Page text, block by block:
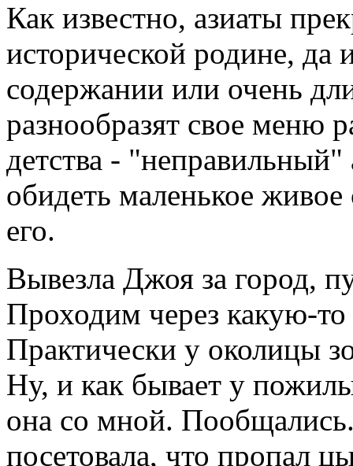
Как известно, азиаты
исторической родине, да
содержании или очень
разнообразят свое меню
детства -
обидеть маленькое живое
его.
Вывезла Джоя за город,
Проходим через какую-то
Практически у околицы
Ну, и как бывает у
она со мной.
посетовала, что пропал